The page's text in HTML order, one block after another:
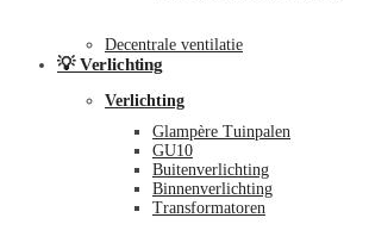
Decentrale ventilatie
💡 Verlichting
Verlichting
Glampère Tuinpalen
GU10
Buitenverlichting
Binnenverlichting
Transformatoren